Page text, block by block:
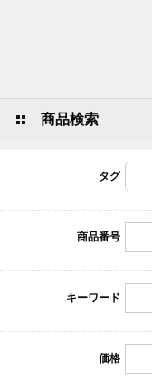
商品検索
タグ
商品番号
キーワード
価格